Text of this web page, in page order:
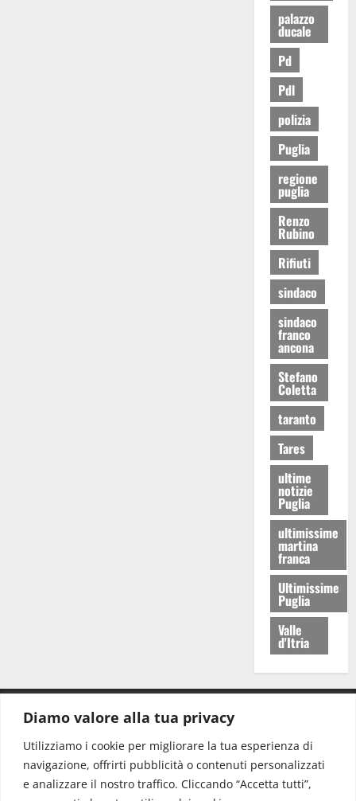
Diamo valore alla tua privacy
Utilizziamo i cookie per migliorare la tua esperienza di
navigazione, offrirti pubblicità o contenuti personalizzati
e analizzare il nostro traffico. Cliccando “Accetta tutti”,
palazzo
ducale
Pd
Pdl
polizia
Puglia
regione
puglia
Renzo
Rubino
Rifiuti
sindaco
sindaco
franco
ancona
Stefano
Coletta
taranto
Tares
ultime
notizie
Puglia
ultimissime
martina
franca
Ultimissime
Puglia
Valle
d'Itria
Redazione: redazione@www.martinasera.it
Direttore:direttore@www.martinasera.it